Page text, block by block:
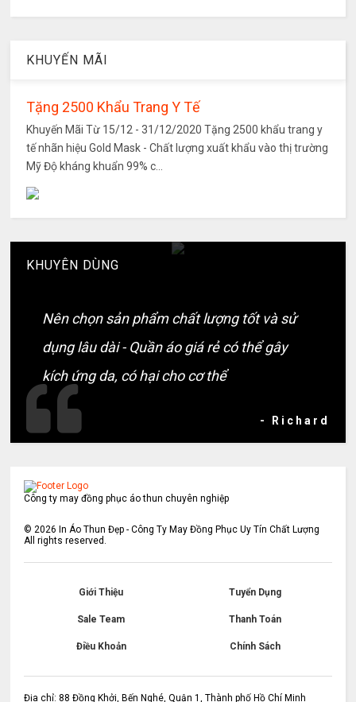
KHUYẾN MÃI
Tặng 2500 Khẩu Trang Y Tế
Khuyến Mãi Từ 15/12 - 31/12/2020 Tặng 2500 khẩu trang y
tế nhãn hiệu Gold Mask - Chất lượng xuất khẩu vào thị trường
Mỹ Độ kháng khuẩn 99% c...
KHUYÊN DÙNG
Nên chọn sản phẩm chất lượng tốt và sử
dụng lâu dài - Quần áo giá rẻ có thể gây
kích ứng da, có hại cho cơ thể
- Richard
Công ty may đồng phục áo thun chuyên nghiệp
© 2026 In Áo Thun Đẹp - Công Ty May Đồng Phục Uy Tín Chất Lượng
All rights reserved.
Giới Thiệu Tuyển Dụng
Sale Team Thanh Toán
Điều Khoản Chính Sách
Địa chỉ: 88 Đồng Khởi, Bến Nghé, Quận 1, Thành phố Hồ Chí Minh